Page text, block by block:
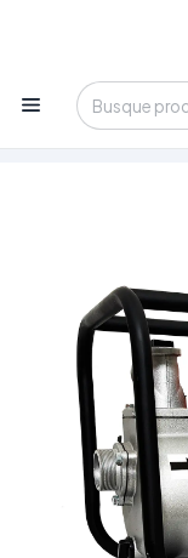
Tienda 100%
Oficina • Lun-Vie
Motobomba